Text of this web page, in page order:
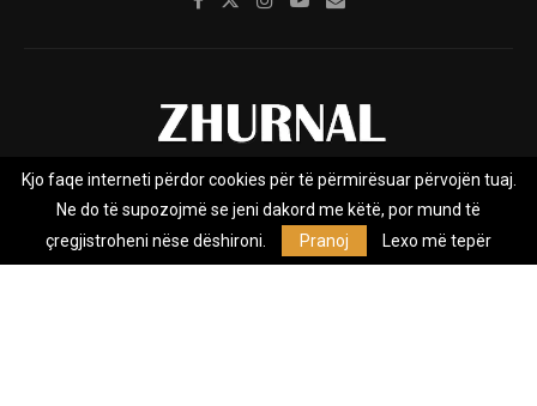
Rreth nesh Impresumi Marketing
Privacy Policy
Zhurnal.mk është Agjenci e Lajmeve e pavarur, e themeluar në vitin
Kjo faqe interneti përdor cookies për të përmirësuar përvojën tuaj.
Ne do të supozojmë se jeni dakord me këtë, por mund të
çregjistroheni nëse dëshironi.
Pranoj Lexo më tepër